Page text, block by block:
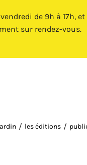
de 9h à 17h, et
sur rendez-vous.
les éditions